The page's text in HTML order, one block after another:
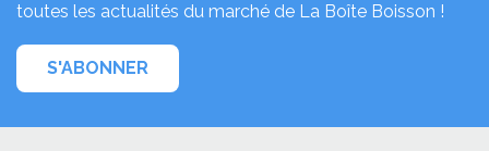
toutes les actualités du marché de La Boîte Boisson !
S'ABONNER